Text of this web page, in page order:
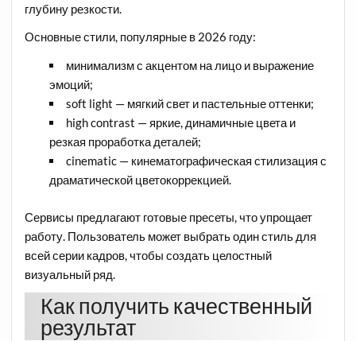
глубину резкости.
Основные стили, популярные в 2026 году:
минимализм с акцентом на лицо и выражение
эмоций;
soft light — мягкий свет и пастельные оттенки;
high contrast — яркие, динамичные цвета и
резкая проработка деталей;
cinematic — кинематографическая стилизация с
драматической цветокоррекцией.
Сервисы предлагают готовые пресеты, что упрощает
работу. Пользователь может выбрать один стиль для
всей серии кадров, чтобы создать целостный
визуальный ряд.
Как получить качественный
результат